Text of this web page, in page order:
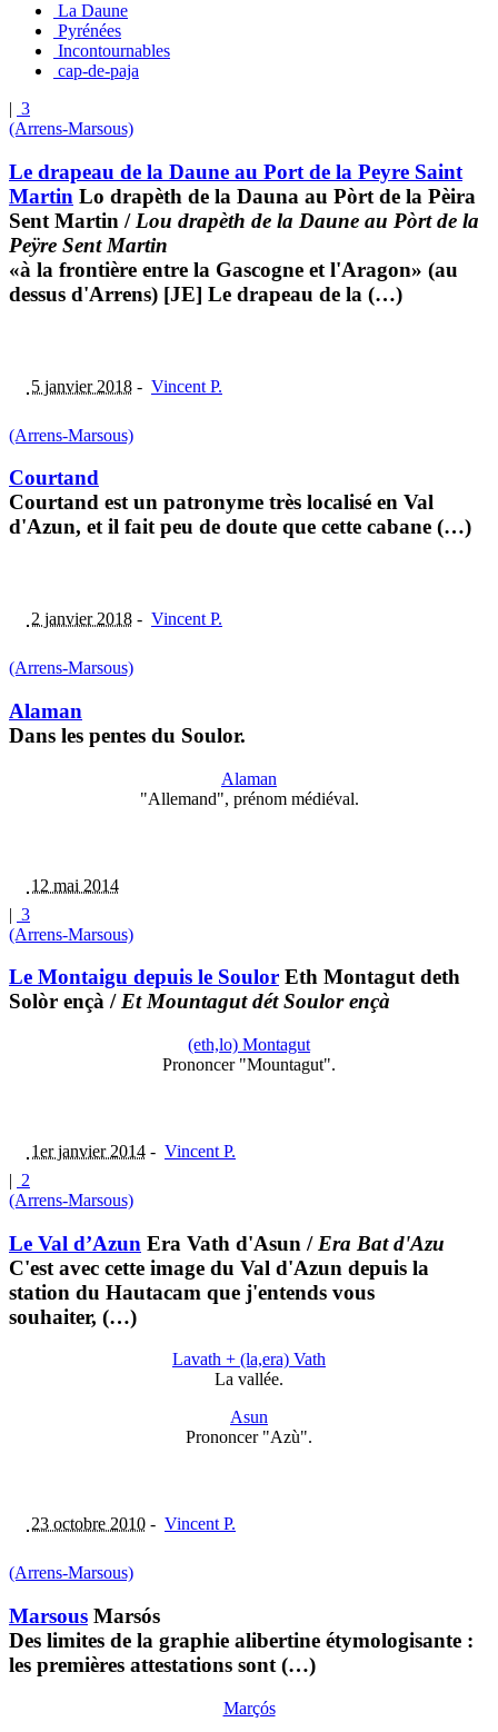
La Daune
Pyrénées
Incontournables
cap-de-paja
| 3
(Arrens-Marsous)
Le drapeau de la Daune au Port de la Peyre Saint
Martin Lo drapèth de la Dauna au Pòrt de la Pèira
Sent Martin / Lou drapèth de la Daune au Pòrt de la
Peÿre Sent Martin
«à la frontière entre la Gascogne et l'Aragon» (au
dessus d'Arrens) [JE] Le drapeau de la (…)
5 janvier 2018 - Vincent P.
(Arrens-Marsous)
Courtand
Courtand est un patronyme très localisé en Val
d'Azun, et il fait peu de doute que cette cabane (…)
2 janvier 2018 - Vincent P.
(Arrens-Marsous)
Alaman
Dans les pentes du Soulor.
Alaman
"Allemand", prénom médiéval.
12 mai 2014
| 3
(Arrens-Marsous)
Le Montaigu depuis le Soulor Eth Montagut deth
Solòr ençà /Et Mountagut dét Soulor ençà
(eth,lo) Montagut
Prononcer "Mountagut".
1er janvier 2014 - Vincent P.
| 2
(Arrens-Marsous)
Le Val d’Azun Era Vath d'Asun / Era Bat d'Azu
C'est avec cette image du Val d'Azun depuis la
station du Hautacam que j'entends vous
souhaiter, (…)
Lavath + (la,era) Vath
La vallée.
Asun
Prononcer "Azù".
23 octobre 2010 - Vincent P.
(Arrens-Marsous)
Marsous Marsós
Des limites de la graphie alibertine étymologisante :
les premières attestations sont (…)
Marçós